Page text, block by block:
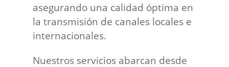
asegurando una calidad óptima en
la transmisión de canales locales e
internacionales.
Nuestros servicios abarcan desde